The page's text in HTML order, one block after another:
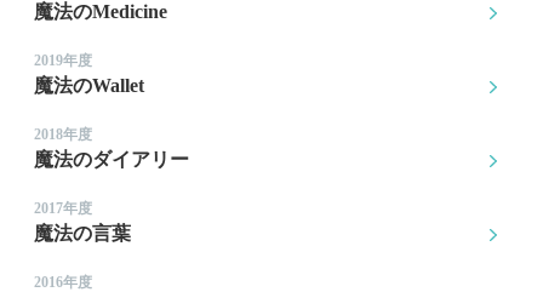
魔法のMedicine
2019年度
魔法のWallet
2018年度
魔法のダイアリー
2017年度
魔法の言葉
2016年度